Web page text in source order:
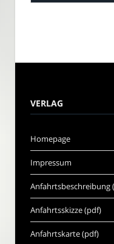
VERLAG
Homepage
Impressum
Anfahrtsbeschreibung
Anfahrtsskizze (pdf)
Anfahrtskarte (pdf)